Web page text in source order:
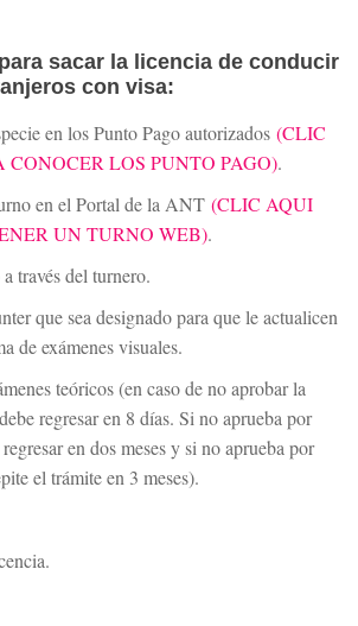
sacar la licencia de conducir
con visa:
en los Punto Pago autorizados (CLIC
CONOCER LOS PUNTO PAGO).
en el Portal de la ANT (CLIC AQUI
UN TURNO WEB).
través del turnero.
que sea designado para que le actualicen
de exámenes visuales.
teóricos (en caso de no aprobar la
regresar en 8 días. Si no aprueba por
en dos meses y si no aprueba por
el trámite en 3 meses).